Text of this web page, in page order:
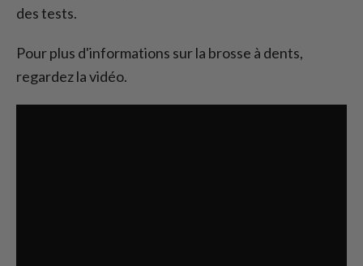
des tests.
Pour plus d'informations sur la brosse à dents,
regardez la vidéo.